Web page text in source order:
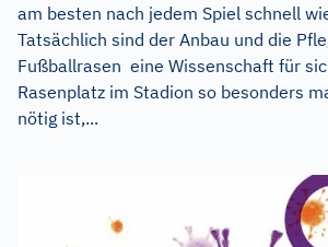
am besten nach jedem Spiel schnell
Tatsächlich sind der Anbau und die
Fußballrasen eine Wissenschaft für
Rasenplatz im Stadion so besonders
nötig ist,...